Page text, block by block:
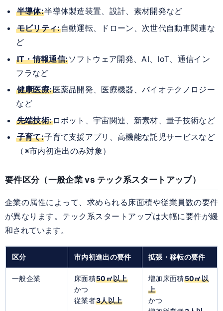
半導体:半導体製造装置、設計、素材開発など
モビリティ:自動運転、ドローン、次世代自動車関連な
ど
IT・情報通信:ソフトウェア開発、AI、IoT、通信イン
フラなど
健康医療:医薬品開発、医療機器、バイオテクノロジー
など
先端技術:ロボット、宇宙関連、新素材、量子技術など
子育て:子育て支援アプリ、高機能な託児サービスなど
（※市内初進出のみ対象）
要件区分（一般企業 vs テック系スタートアップ）
企業の属性によって、求められる床面積や従業員数の要件
が異なります。テック系スタートアップは大幅に要件が緩
和されています。
区分 市内初進出の要件 拡張・移転の要件
一般企業 床面積50㎡以上
かつ
従業者3人以上
増加床面積50㎡以
上
かつ